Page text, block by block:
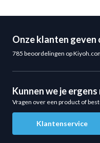
onderweg.
Ideaal voor:
Personal training
Fysiotherapie en
Outdoor workouts
Onze klanten geven
785 beoordelingen op
Kunnen we je ergens
Vragen over een product of
Klantenservice